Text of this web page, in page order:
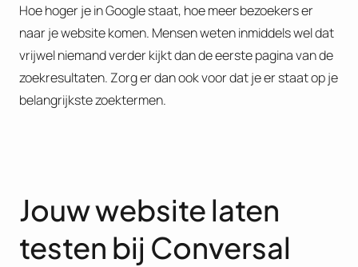
Hoe hoger je in Google staat, hoe meer bezoekers er
naar je website komen. Mensen weten inmiddels wel dat
vrijwel niemand verder kijkt dan de eerste pagina van de
zoekresultaten. Zorg er dan ook voor dat je er staat op je
belangrijkste zoektermen.
Jouw website laten
testen bij Conversal